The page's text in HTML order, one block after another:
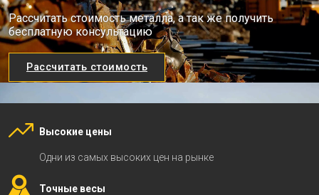
Рассчитать стоимость металла, а так же получить
бесплатную консультацию
Рассчитать стоимость
Высокие цены
Одни из самых высоких цен на рынке
Точные весы